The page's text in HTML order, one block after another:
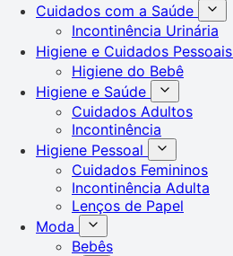
Cuidados com a Saúde
Incontinência Urinária
Higiene e Cuidados Pessoais
Higiene do Bebê
Higiene e Saúde
Cuidados Adultos
Incontinência
Higiene Pessoal
Cuidados Femininos
Incontinência Adulta
Lenços de Papel
Moda
Bebês